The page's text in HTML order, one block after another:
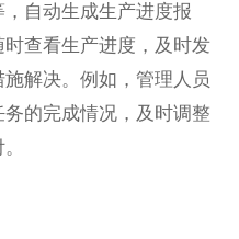
自动生成生产进度报
查看生产进度，及时发
解决。例如，管理人员
的完成情况，及时调整